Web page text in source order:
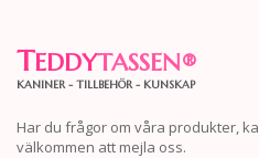
TEDDYTASSEN®
KANINER - TILLBEHÖR - KUNSKAP
Har du frågor om våra produkter,
välkommen att mejla oss.